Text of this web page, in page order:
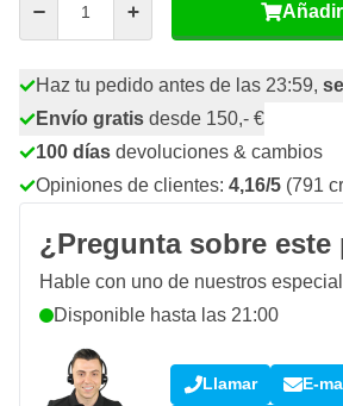
Haz tu pedido antes de las 23:59,
Envío gratis desde 150,- €
100 días devoluciones & cambios
Opiniones de clientes: 4,16/5 (791
¿Pregunta sobre
Hable con uno de nuestros
Disponible hasta las 21:00
Llamar E-